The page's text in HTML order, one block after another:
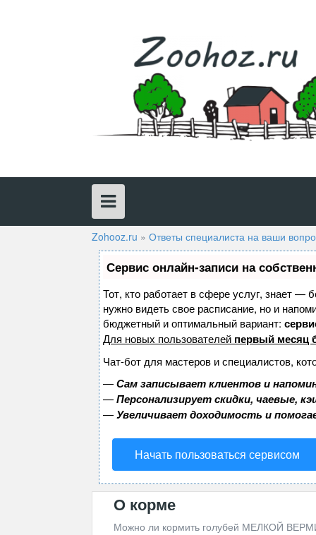
Zohooz.ru » Ответы специалиста на ваши
Сервис онлайн-записи на
Тот, кто работает в сфере услуг, знает —
нужно видеть свое расписание, но и
бюджетный и оптимальный вариант:
Для новых пользователей первый месяц
Чат-бот для мастеров и специалистов,
—Сам записывает клиентов и
—Персонализирует скидки, чаевые,
—Увеличивает доходимость и
Начать пользоваться сервисом
О корме
Можно ли кормить голубей МЕЛКОЙ